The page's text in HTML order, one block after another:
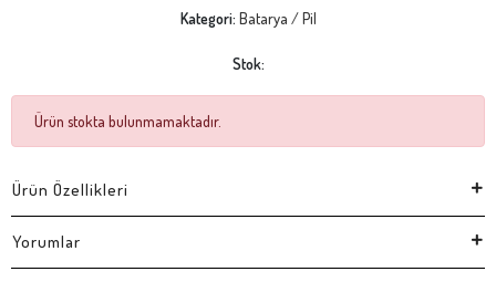
Kategori: Batarya / Pil
Stok:
Ürün stokta bulunmamaktadır.
Ürün Özellikleri
Yorumlar